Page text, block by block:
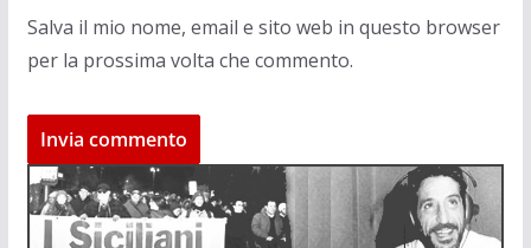
Salva il mio nome, email e sito web in questo browser
per la prossima volta che commento.